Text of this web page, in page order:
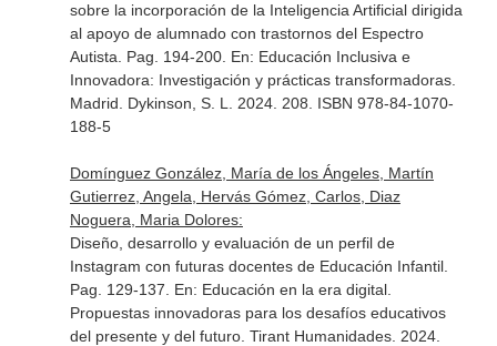
sobre la incorporación de la Inteligencia Artificial dirigida
al apoyo de alumnado con trastornos del Espectro
Autista. Pag. 194-200. En: Educación Inclusiva e
Innovadora: Investigación y prácticas transformadoras.
Madrid. Dykinson, S. L. 2024. 208. ISBN 978-84-1070-
188-5
Domínguez González, María de los Ángeles, Martín
Gutierrez, Angela, Hervás Gómez, Carlos, Diaz
Noguera, Maria Dolores:
Diseño, desarrollo y evaluación de un perfil de
Instagram con futuras docentes de Educación Infantil.
Pag. 129-137. En: Educación en la era digital.
Propuestas innovadoras para los desafíos educativos
del presente y del futuro. Tirant Humanidades. 2024.